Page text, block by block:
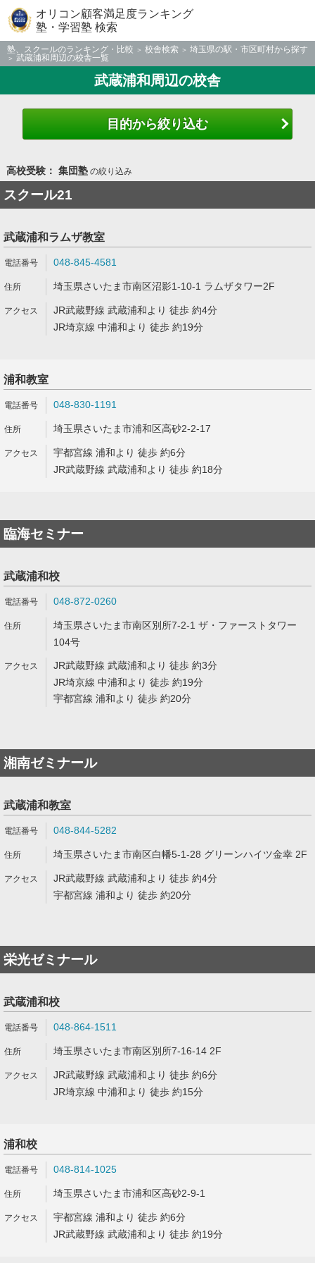
オリコン顧客満足度ランキング
塾・学習塾 検索
塾、スクールのランキング・比較 校舎検索
埼玉県の駅・市区町村から探す
武蔵浦和周辺の校舎一覧
武蔵浦和周辺の校舎
目的から絞り込む
高校受験： 集団塾の絞り込み
スクール21
武蔵浦和ラムザ教室
048-845-4581
埼玉県さいたま市南区沼影1-10-1 ラムザタワー2F
JR武蔵野線 武蔵浦和より 徒歩 約4分
JR埼京線 中浦和より 徒歩 約19分
浦和教室
048-830-1191
埼玉県さいたま市浦和区高砂2-2-17
宇都宮線 浦和より 徒歩 約6分
JR武蔵野線 武蔵浦和より 徒歩 約18分
臨海セミナー
武蔵浦和校
048-872-0260
埼玉県さいたま市南区別所7-2-1 ザ・ファーストタワー
104号
JR武蔵野線 武蔵浦和より 徒歩 約3分
JR埼京線 中浦和より 徒歩 約19分
宇都宮線 浦和より 徒歩 約20分
湘南ゼミナール
武蔵浦和教室
048-844-5282
埼玉県さいたま市南区白幡5-1-28 グリーンハイツ金幸 2F
JR武蔵野線 武蔵浦和より 徒歩 約4分
宇都宮線 浦和より 徒歩 約20分
栄光ゼミナール
武蔵浦和校
048-864-1511
埼玉県さいたま市南区別所7-16-14 2F
JR武蔵野線 武蔵浦和より 徒歩 約6分
JR埼京線 中浦和より 徒歩 約15分
浦和校
048-814-1025
埼玉県さいたま市浦和区高砂2-9-1
宇都宮線 浦和より 徒歩 約6分
JR武蔵野線 武蔵浦和より 徒歩 約19分